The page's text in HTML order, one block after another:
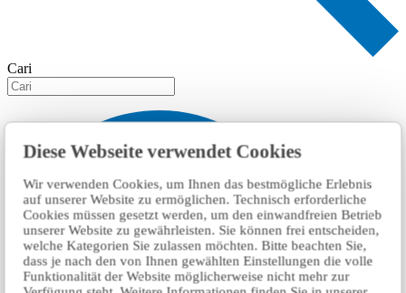
Diese Webseite verwendet Cookies
Wir verwenden Cookies, um Ihnen das bestmögliche Erlebnis
auf unserer Website zu ermöglichen. Technisch erforderliche
Cookies müssen gesetzt werden, um den einwandfreien Betrieb
unserer Website zu gewährleisten. Sie können frei entscheiden,
welche Kategorien Sie zulassen möchten. Bitte beachten Sie,
dass je nach den von Ihnen gewählten Einstellungen die volle
Funktionalität der Website möglicherweise nicht mehr zur
Cari